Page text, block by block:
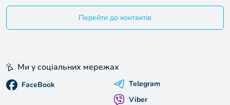
Перейти до контактів
Ми у соціальних мережах
FaceBook
Telegram
Viber